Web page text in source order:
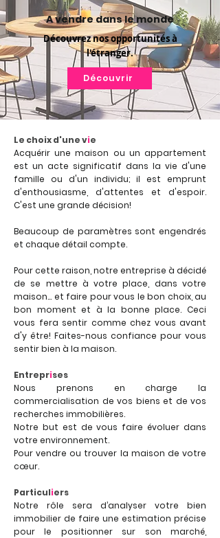
A vendre dans le monde
Découvreznosopportunitésà
l'étranger.
Découvrir
Le choix d'une vie
Acquérir une maison ou un appartement
est un acte significatif dans la vie d'une
famille ou d'un individu; il est emprunt
d'enthousiasme, d'attentes et d'espoir.
C'est une grande décision!
Beaucoup de paramètres sont engendrés
et chaque détail compte.
Pour cette raison, notre entreprise à décidé
de se mettre à votre place, dans votre
maison... et faire pour vous le bon choix, au
bon moment et à la bonne place. Ceci
vous fera sentir comme chez vous avant
d'y être! Faites-nous confiance pour vous
sentir bien à la maison.
Entreprises
Nous prenons en charge la
commercialisation de vos biens et de vos
recherches immobilières.
Notre but est de vous faire évoluer dans
votre environnement.
Pour vendre ou trouver la maison de votre
cœur.
Particuliers
Notre rôle sera d’analyser votre bien
immobilier de faire une estimation précise
pour le positionner sur son marché,